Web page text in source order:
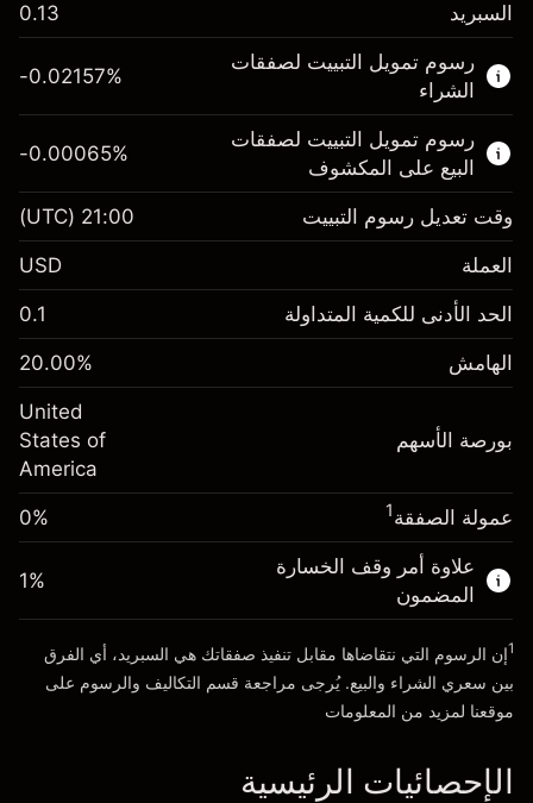
هذا السوق المالي متاح للتداول من خلال عقود
الفروقات.
اعرف المزيد عن:
عقود الفروقات
السبريد 0.13
رسوم تمويل التبييت لصفقات
الشراء
$1,000.00
رسوم التبييت
الرسوم من قيمة الصفقة الكاملة
%
(-$1.08)
حجم الصفقة بالرافعة المالية ~$5,000.00
الأموال من الرافعة المالية ~ دولار
انتقل إلى المنصة
-0.02157%
رسوم تمويل التبييت لصفقات
البيع على المكشوف
الهامش. استثمارك $1,000.00
رسوم التبييت
الرسوم من قيمة الصفقة الكاملة
-0.000654
%
(-$0.03)
حجم الصفقة بالرافعة المالية ~
الأموال من الرافعة المالية ~ دولار
انتقل إلى المنصة
-0.00065%
وقت تعديل رسوم التبييت 21:00
(UTC)
العملة USD
الحد الأدنى للكمية المتداولة 0.1
الهامش 20.00%
بورصة الأسهم
United
States of
America
عمولة الصفقة1
0%
علاوة أمر وقف الخسارة
المضمون
1%
1إن الرسوم التي نتقاضاها مقابل تنفيذ صفقاتك هي السبريد، أي الفرق
بين سعري الشراء والبيع. يُرجى مراجعة قسم التكاليف والرسوم على
موقعنا لمزيد من المعلومات
الإحصائيات الرئيسية